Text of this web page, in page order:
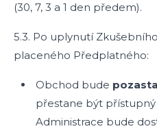
(30, 7, 3 a 1 den předem).
5.3. Po uplynutí
placeného Předplatného:
Obchod bude
přestane být
Administrace bude